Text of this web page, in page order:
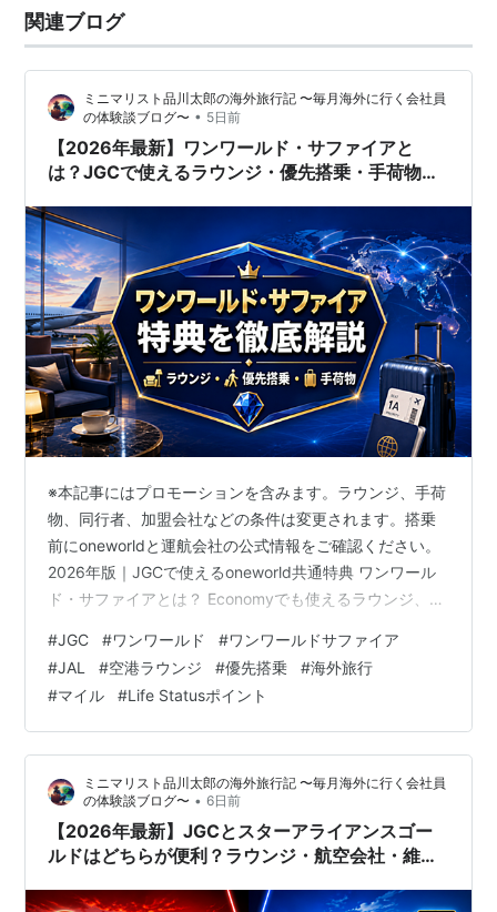
関連ブログ
ミニマリスト品川太郎の海外旅行記 〜毎月海外に行く会社員
の体験談ブログ〜 • 5日前
【2026年最新】ワンワールド・サファイアと
は？JGCで使えるラウンジ・優先搭乗・手荷物特
※本記事にはプロモーションを含みます。ラウンジ、手荷
物、同行者、加盟会社などの条件は変更されます。搭乗
前にoneworldと運航会社の公式情報をご確認ください。
2026年版｜JGCで使えるoneworld共通特典 ワンワール
ド・サファイアとは？ Economyでも使えるラウンジ、優
す。 16社正式加盟航空会社 Business対象ラウンジ 原則1
人ラウンジ同行者 +15kg重量制の共通基準 この記事の目
次 ①ワンワールド・サファイアはJAL以外でも使える
②ワンワールド・サファイアとは？ ③ワンワールドの
ステイタスは3段階 ④JGC会員がワンワ…
#JGC #ワンワールド #ワンワールドサファイア
#JAL #空港ラウンジ #優先搭乗 #海外旅行
#マイル #Life Statusポイント
ミニマリスト品川太郎の海外旅行記 〜毎月海外に行く会社員
の体験談ブログ〜 • 6日前
【2026年最新】JGCとスターアライアンスゴー
ルドはどちらが便利？ラウンジ・航空会社・維持